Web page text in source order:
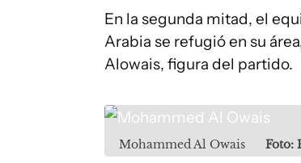
En la segunda mitad, el
Arabia se refugió en su
Alowais, figura del partido.
Mohammed Al Owais Foto: